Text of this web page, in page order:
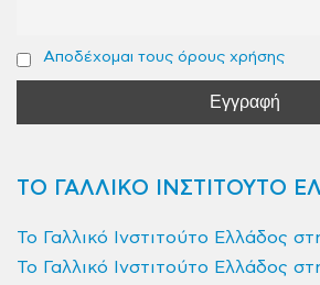
Αποδέχομαι τους όρους χρήσης
ΤΟ ΓΑΛΛΙΚΟ ΙΝΣΤΙΤΟΥΤΟ
Το Γαλλικό Ινστιτούτο Ελλάδος
Το Γαλλικό Ινστιτούτο Ελλάδος